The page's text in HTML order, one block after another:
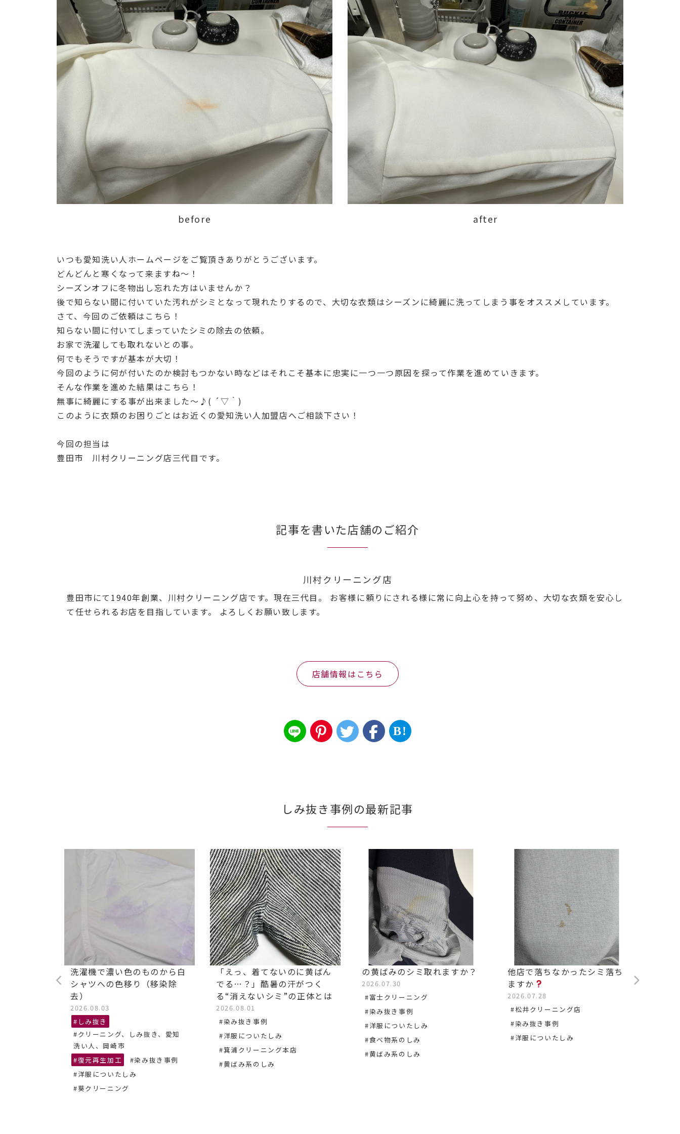
before after
いつも愛知洗い人ホームページをご覧頂きありがとうございます。
どんどんと寒くなって来ますね〜！
シーズンオフに冬物出し忘れた方はいませんか？
後で知らない間に付いていた汚れがシミとなって現れたりするので、大切な衣類はシーズンに綺麗に洗ってしまう事をオススメしています。
さて、今回のご依頼はこちら！
知らない間に付いてしまっていたシミの除去の依頼。
お家で洗濯しても取れないとの事。
何でもそうですが基本が大切！
今回のように何が付いたのか検討もつかない時などはそれこそ基本に忠実に一つ一つ原因を探って作業を進めていきます。
そんな作業を進めた結果はこちら！
無事に綺麗にする事が出来ました〜♪( ´▽｀)
このように衣類のお困りごとはお近くの愛知洗い人加盟店へご相談下さい！
今回の担当は
豊田市 川村クリーニング店三代目です。
記事を書いた店舗のご紹介
川村クリーニング店
豊田市にて1940年創業、川村クリーニング店です。現在三代目。 お客様に頼りにされる様に常に向上心を持って努め、大切な衣類を安心し
て任せられるお店を目指しています。 よろしくお願い致します。
店舗情報はこちら
B!
しみ抜き事例の最新記事
洗濯機で濃い色のものから白
シャツへの色移り（移染除
去）
2026.08.03
#しみ抜き
#クリーニング、しみ抜き、愛知
洗い人、岡崎市
#復元再生加工
#染み抜き事例
#洋服についたしみ
#葵クリーニング
「えっ、着てないのに黄ばん
でる…？」酷暑の汗がつく
る“消えないシミ”の正体とは
2026.08.01
#染み抜き事例
#洋服についたしみ
#箕浦クリーニング本店
#黄ばみ系のしみ
の黄ばみのシミ取れますか？
2026.07.30
#富士クリーニング
#染み抜き事例
#洋服についたしみ
#食べ物系のしみ
#黄ばみ系のしみ
他店で落ちなかったシミ落ち
ますか
2026.07.28
#松井クリーニング店
#染み抜き事例
#洋服についたしみ